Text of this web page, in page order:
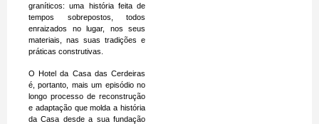
graníticos: uma história feita de
tempos sobrepostos, todos
enraizados no lugar, nos seus
materiais, nas suas tradições e
práticas construtivas.
O Hotel da Casa das Cerdeiras
é, portanto, mais um episódio no
longo processo de reconstrução
e adaptação que molda a história
da Casa desde a sua fundação